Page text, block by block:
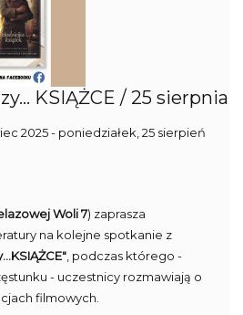
KSIĄŻCE / 25 sierpnia
2025- poniedziałek, 25 sierpień
Woli 7) zaprasza
na kolejne spotkanie z
, podczas którego -
- uczestnicy rozmawiają o
filmowych.